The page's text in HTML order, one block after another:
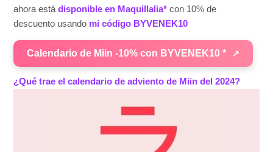
ahora está disponible en Maquillalia* con 10% de
descuento usando mi código BYVENEK10
Calendario de Miin -10% con BYVENEK10 *
¿Qué trae el calendario de adviento de Miin del 2024?